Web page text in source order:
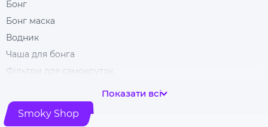
Бонг
Бонг маска
Водник
Чаша для бонга
Фільтри для самокруток
Гріндери
Ковпак для куріння
Показати всі
Smoky Shop